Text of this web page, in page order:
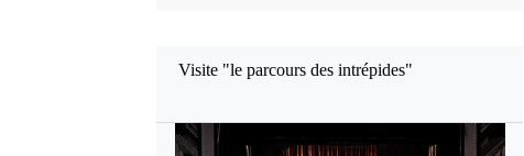
Visite "le parcours des intrépides"